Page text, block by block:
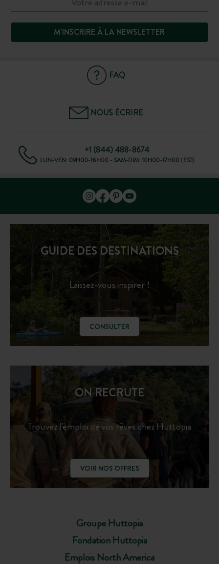
M'INSCRIRE À LA NEWSLETTER
FAQ
NOUS ÉCRIRE
+1 (844) 488-8674
LUN-VEN: 09H00-18H00 - SAM-DIM: 10H00-17H00 (EST)
GUIDE DES DESTINATIONS
Laissez-vous inspirer !
CONSULTER
Groupe Huttopia
Fondation Huttopia
Emplois North America
ON RECRUTE
Trouvez l'emploi de vos rêves chez Huttopia
VOIR NOS OFFRES